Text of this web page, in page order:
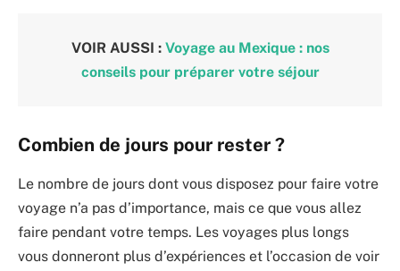
VOIR AUSSI : Voyage au Mexique : nos
conseils pour préparer votre séjour
Combien de jours pour rester ?
Le nombre de jours dont vous disposez pour faire votre
voyage n’a pas d’importance, mais ce que vous allez
faire pendant votre temps. Les voyages plus longs
vous donneront plus d’expériences et l’occasion de voir